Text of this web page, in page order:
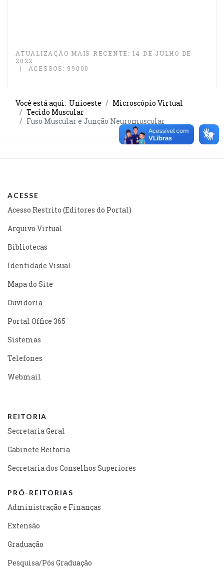
ATUALIZAÇÃO MAIS RECENTE: 14 DE JULHO DE
2022
ACESSOS: 99000
Você está aqui: Unioeste
Microscópio Virtual
Tecido Muscular
Fuso Muscular e Junção Neuromuscular
ACESSE
Acesso Restrito (Editores do Portal)
Arquivo Virtual
Bibliotecas
Identidade Visual
Mapa do Site
Ouvidoria
Portal Office 365
Sistemas
Telefones
Webmail
REITORIA
Secretaria Geral
Gabinete Reitoria
Secretaria dos Conselhos Superiores
PRÓ-REITORIAS
Administração e Finanças
Extensão
Graduação
Pesquisa/Pós Graduação